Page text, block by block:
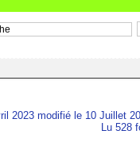
2023 modifié le 10 Juillet
Lu 528